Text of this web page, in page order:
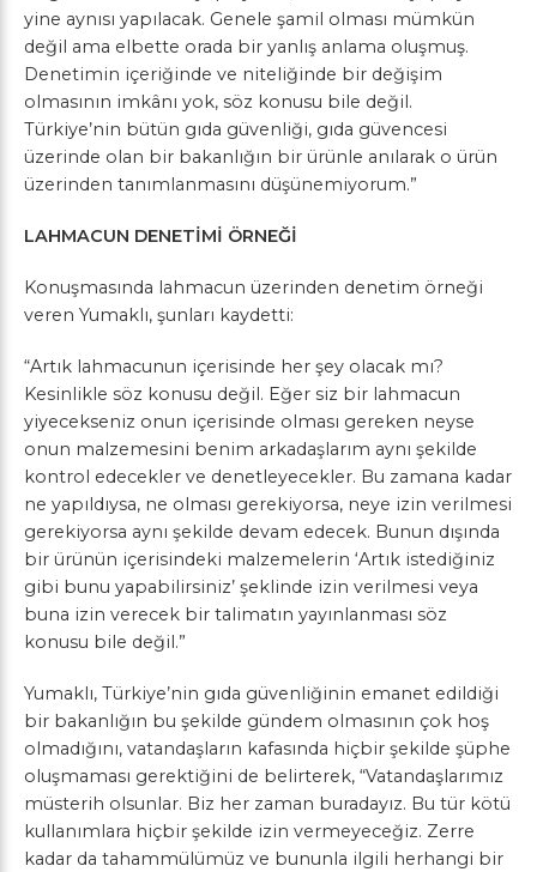
yine aynısı yapılacak. Genele şamil olması mümkün
değil ama elbette orada bir yanlış anlama oluşmuş.
Denetimin içeriğinde ve niteliğinde bir değişim
olmasının imkânı yok, söz konusu bile değil.
Türkiye’nin bütün gıda güvenliği, gıda güvencesi
üzerinde olan bir bakanlığın bir ürünle anılarak o ürün
üzerinden tanımlanmasını düşünemiyorum.”
LAHMACUN DENETİMİ ÖRNEĞİ
Konuşmasında lahmacun üzerinden denetim örneği
veren Yumaklı, şunları kaydetti:
“Artık lahmacunun içerisinde her şey olacak mı?
Kesinlikle söz konusu değil. Eğer siz bir lahmacun
yiyecekseniz onun içerisinde olması gereken neyse
onun malzemesini benim arkadaşlarım aynı şekilde
kontrol edecekler ve denetleyecekler. Bu zamana kadar
ne yapıldıysa, ne olması gerekiyorsa, neye izin verilmesi
gerekiyorsa aynı şekilde devam edecek. Bunun dışında
bir ürünün içerisindeki malzemelerin ‘Artık istediğiniz
gibi bunu yapabilirsiniz’ şeklinde izin verilmesi veya
buna izin verecek bir talimatın yayınlanması söz
konusu bile değil.”
Yumaklı, Türkiye’nin gıda güvenliğinin emanet edildiği
bir bakanlığın bu şekilde gündem olmasının çok hoş
olmadığını, vatandaşların kafasında hiçbir şekilde şüphe
oluşmaması gerektiğini de belirterek, “Vatandaşlarımız
müsterih olsunlar. Biz her zaman buradayız. Bu tür kötü
kullanımlara hiçbir şekilde izin vermeyeceğiz. Zerre
kadar da tahammülümüz ve bununla ilgili herhangi bir